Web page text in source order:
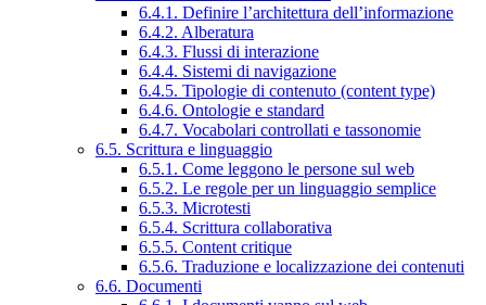
6.4.1. Definire l’architettura dell’informazione
6.4.2. Alberatura
6.4.3. Flussi di interazione
6.4.4. Sistemi di navigazione
6.4.5. Tipologie di contenuto (content type)
6.4.6. Ontologie e standard
6.4.7. Vocabolari controllati e tassonomie
6.5. Scrittura e linguaggio
6.5.1. Come leggono le persone sul web
6.5.2. Le regole per un linguaggio semplice
6.5.3. Microtesti
6.5.4. Scrittura collaborativa
6.5.5. Content critique
6.5.6. Traduzione e localizzazione dei contenuti
6.6. Documenti